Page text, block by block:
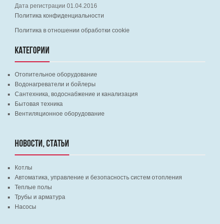
Дата регистрации 01.04.2016
Политика конфиденциальности
Политика в отношении обработки cookie
КАТЕГОРИИ
Отопительное оборудование
Водонагреватели и бойлеры
Сантехника, водоснабжение и канализация
Бытовая техника
Вентиляционное оборудование
НОВОСТИ, СТАТЬИ
Котлы
Автоматика, управление и безопасность систем отопления
Теплые полы
Трубы и арматура
Насосы